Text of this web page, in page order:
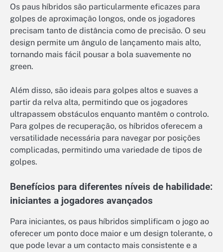
Os paus híbridos são particularmente eficazes para
golpes de aproximação longos, onde os jogadores
precisam tanto de distância como de precisão. O seu
design permite um ângulo de lançamento mais alto,
tornando mais fácil pousar a bola suavemente no
green.
Além disso, são ideais para golpes altos e suaves a
partir da relva alta, permitindo que os jogadores
ultrapassem obstáculos enquanto mantêm o controlo.
Para golpes de recuperação, os híbridos oferecem a
versatilidade necessária para navegar por posições
complicadas, permitindo uma variedade de tipos de
golpes.
Benefícios para diferentes níveis de habilidade:
iniciantes a jogadores avançados
Para iniciantes, os paus híbridos simplificam o jogo ao
oferecer um ponto doce maior e um design tolerante, o
que pode levar a um contacto mais consistente e a